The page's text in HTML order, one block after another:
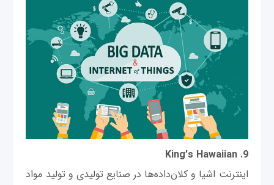
9. King’s Hawaiian
اینترنت اشیا و کلان‌داده‌ها در صنایع تولیدی و تولید مواد